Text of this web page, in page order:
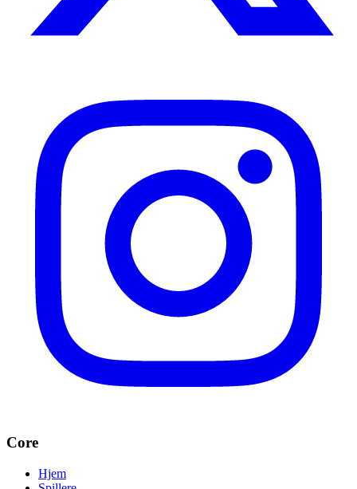
Core
Hjem